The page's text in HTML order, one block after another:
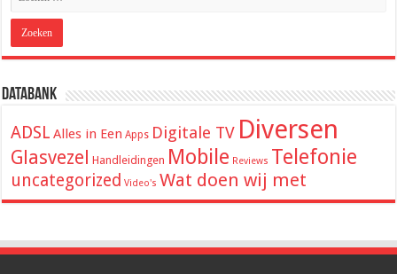
Databank
ADSL Alles in Een Apps Digitale TV Diversen
Glasvezel Handleidingen Mobile Reviews Telefonie
uncategorized Video's Wat doen wij met